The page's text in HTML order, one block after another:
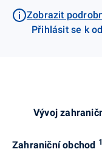
Zobrazit
Přihlásit se k
Vývoj
Zahraniční obchod 1